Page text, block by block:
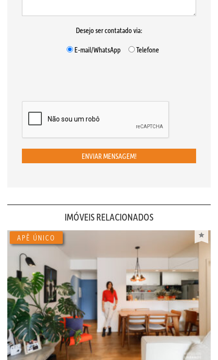
Desejo ser contatado via:
E-mail/WhatsApp
Telefone
ENVIAR MENSAGEM!
IMÓVEIS RELACIONADOS